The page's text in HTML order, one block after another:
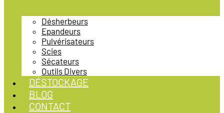
Désherbeurs
Epandeurs
Pulvérisateurs
Scies
Sécateurs
Outils Divers
DÉSTOCKAGE
BLOG
CONTACT